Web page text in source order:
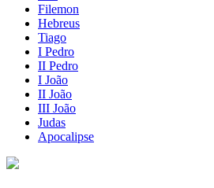
Filemon
Hebreus
Tiago
I Pedro
II Pedro
I João
II João
III João
Judas
Apocalipse